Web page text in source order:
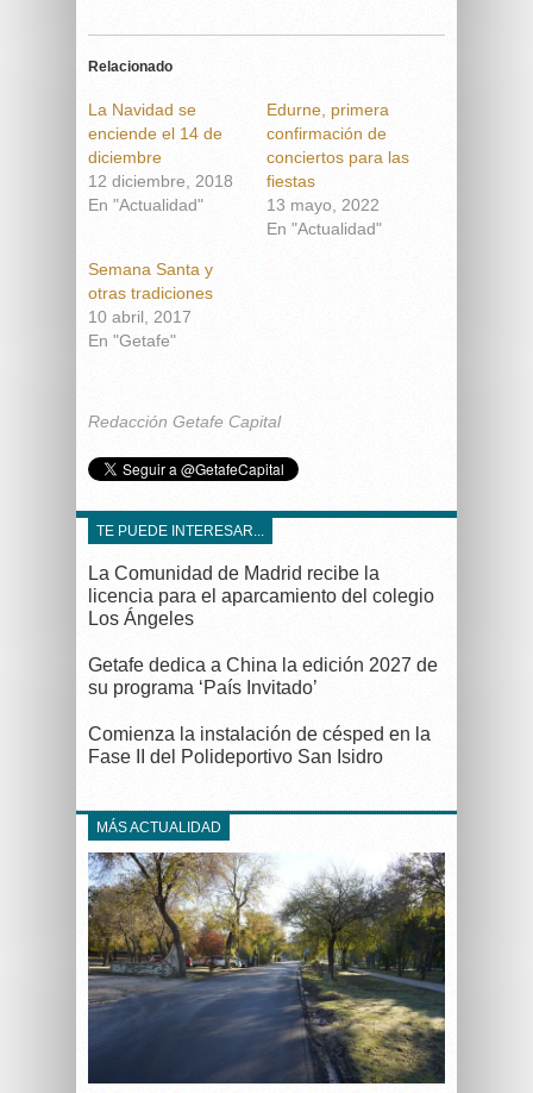
Relacionado
La Navidad se
enciende el 14 de
diciembre
12 diciembre, 2018
En "Actualidad"
Edurne, primera
confirmación de
conciertos para las
fiestas
13 mayo, 2022
En "Actualidad"
Semana Santa y
otras tradiciones
10 abril, 2017
En "Getafe"
Redacción Getafe Capital
TE PUEDE INTERESAR...
La Comunidad de Madrid recibe la
licencia para el aparcamiento del colegio
Los Ángeles
Getafe dedica a China la edición 2027 de
su programa ‘País Invitado’
Comienza la instalación de césped en la
Fase II del Polideportivo San Isidro
MÁS ACTUALIDAD